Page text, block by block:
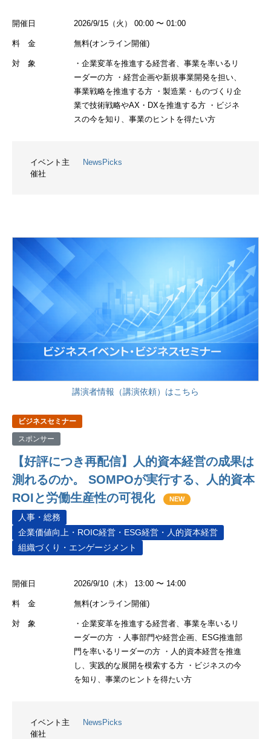
開催日 2026/9/15（火） 00:00 〜 01:00
料 金 無料(オンライン開催)
対 象
・企業変革を推進する経営者、事業を率いるリ
ーダーの方 ・経営企画や新規事業開発を担い、
事業戦略を推進する方 ・製造業・ものづくり企
業で技術戦略やAX・DXを推進する方 ・ビジネ
スの今を知り、事業のヒントを得たい方
イベント主
催社
NewsPicks
講演者情報（講演依頼）はこちら
ビジネスセミナー
スポンサー
【好評につき再配信】人的資本経営の成果は
測れるのか。 SOMPOが実行する、人的資本
ROIと労働生産性の可視化
NEW
人事・総務
企業価値向上・ROIC経営・ESG経営・人的資本経営
組織づくり・エンゲージメント
開催日 2026/9/10（木） 13:00 〜 14:00
料 金 無料(オンライン開催)
対 象
・企業変革を推進する経営者、事業を率いるリ
ーダーの方 ・人事部門や経営企画、ESG推進部
門を率いるリーダーの方 ・人的資本経営を推進
し、実践的な展開を模索する方 ・ビジネスの今
を知り、事業のヒントを得たい方
イベント主
催社
NewsPicks